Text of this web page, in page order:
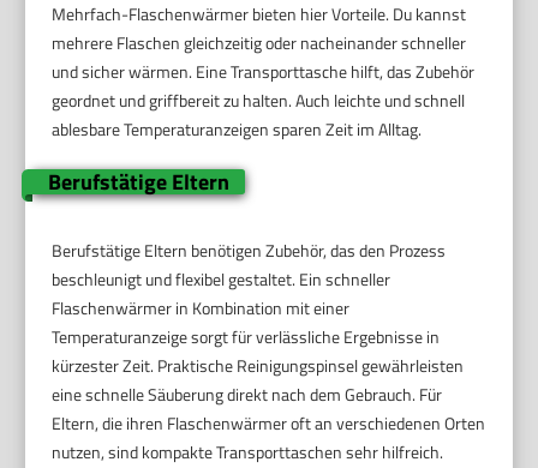
Mehrfach-Flaschenwärmer bieten hier Vorteile. Du kannst
mehrere Flaschen gleichzeitig oder nacheinander schneller
und sicher wärmen. Eine Transporttasche hilft, das Zubehör
geordnet und griffbereit zu halten. Auch leichte und schnell
ablesbare Temperaturanzeigen sparen Zeit im Alltag.
Berufstätige Eltern
Berufstätige Eltern benötigen Zubehör, das den Prozess
beschleunigt und flexibel gestaltet. Ein schneller
Flaschenwärmer in Kombination mit einer
Temperaturanzeige sorgt für verlässliche Ergebnisse in
kürzester Zeit. Praktische Reinigungspinsel gewährleisten
eine schnelle Säuberung direkt nach dem Gebrauch. Für
Eltern, die ihren Flaschenwärmer oft an verschiedenen Orten
nutzen, sind kompakte Transporttaschen sehr hilfreich.